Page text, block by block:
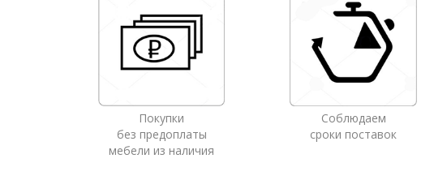
Покупки
без предоплаты
мебели из наличия
Соблюдаем
сроки поставок